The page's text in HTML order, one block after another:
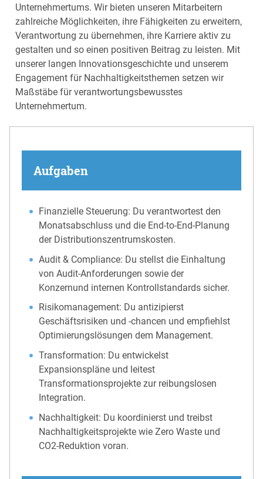
Unternehmertums. Wir bieten unseren Mitarbeitern
zahlreiche Möglichkeiten, ihre Fähigkeiten zu erweitern,
Verantwortung zu übernehmen, ihre Karriere aktiv zu
gestalten und so einen positiven Beitrag zu leisten. Mit
unserer langen Innovationsgeschichte und unserem
Engagement für Nachhaltigkeitsthemen setzen wir
Maßstäbe für verantwortungsbewusstes
Unternehmertum.
Aufgaben
Finanzielle Steuerung: Du verantwortest den
Monatsabschluss und die End-to-End-Planung
der Distributionszentrumskosten.
Audit & Compliance: Du stellst die Einhaltung
von Audit-Anforderungen sowie der
Konzernund internen Kontrollstandards sicher.
Risikomanagement: Du antizipierst
Geschäftsrisiken und -chancen und empfiehlst
Optimierungslösungen dem Management.
Transformation: Du entwickelst
Expansionspläne und leitest
Transformationsprojekte zur reibungslosen
Integration.
Nachhaltigkeit: Du koordinierst und treibst
Nachhaltigkeitsprojekte wie Zero Waste und
CO2-Reduktion voran.